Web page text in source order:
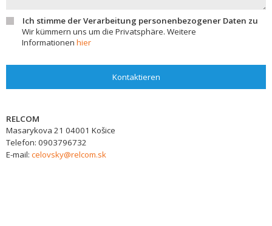
Ich stimme der Verarbeitung personenbezogener Daten zu
Wir kümmern uns um die Privatsphäre. Weitere
Informationen hier
Kontaktieren
RELCOM
Masarykova 21 04001 Košice
Telefon: 0903796732
E-mail: celovsky@relcom.sk